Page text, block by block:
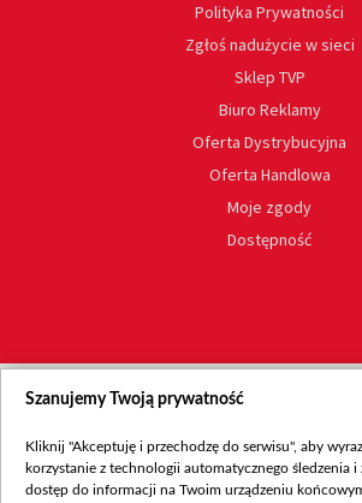
Polityka Prywatności
Zgłoś nadużycie w sieci
Sklep TVP
Biuro Reklamy
Oferta Dystrybucyjna
Oferta Handlowa
Moje zgody
Dostępność
Szanujemy Twoją prywatność
Kliknij "Akceptuję i przechodzę do serwisu", aby
korzystanie z technologii automatycznego śledzenia i
dostęp do informacji na Twoim urządzeniu